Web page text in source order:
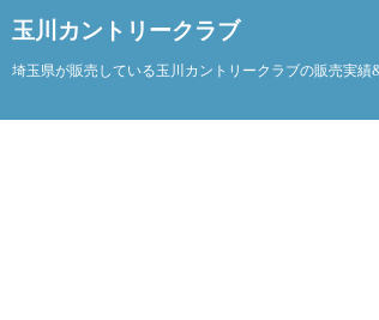
玉川カントリークラブ
埼玉県が販売している玉川カントリークラブの販売実績